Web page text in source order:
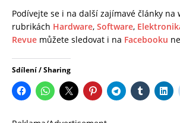
Podívejte se i na další zajímavé články na
rubrikách Hardware, Software,
Revue můžete sledovat i na Facebooku
Sdílení / Sharing